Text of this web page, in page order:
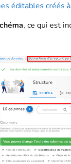
éditables créés
, ce qui est